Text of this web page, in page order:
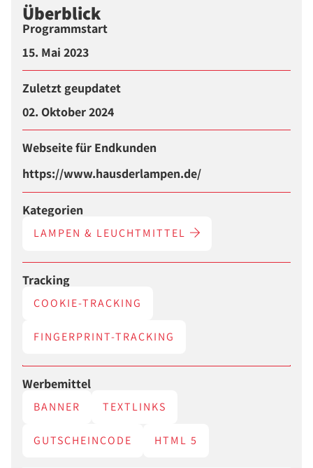
Überblick
Programmstart
15. Mai 2023
Zuletzt geupdatet
02. Oktober 2024
Webseite für Endkunden
https://www.hausderlampen.de/
Kategorien
LAMPEN & LEUCHTMITTEL
Tracking
COOKIE-TRACKING
FINGERPRINT-TRACKING
Werbemittel
BANNER TEXTLINKS
GUTSCHEINCODE HTML 5